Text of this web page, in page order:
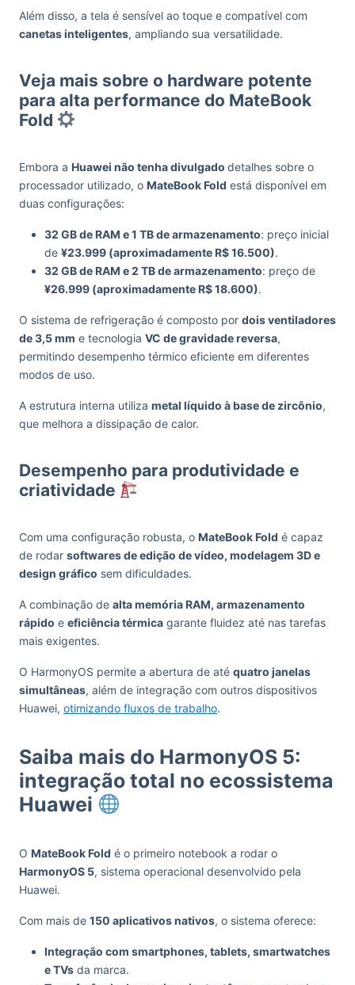
Além disso, a tela é sensível ao toque e compatível com
canetas inteligentes, ampliando sua versatilidade.
Veja mais sobre o hardware potente
para alta performance do MateBook
Fold
Embora a Huawei não tenha divulgado detalhes sobre o
processador utilizado, o MateBook Fold está disponível em
duas configurações:
32 GB de RAM e 1 TB de armazenamento: preço inicial
de ¥23.999 (aproximadamente R$ 16.500).
32 GB de RAM e 2 TB de armazenamento: preço de
¥26.999 (aproximadamente R$ 18.600).
O sistema de refrigeração é composto por dois ventiladores
de 3,5 mm e tecnologia VC de gravidade reversa,
permitindo desempenho térmico eficiente em diferentes
modos de uso.
A estrutura interna utiliza metal líquido à base de zircônio,
que melhora a dissipação de calor.
Desempenho para produtividade e
criatividade
Com uma configuração robusta, o MateBook Fold é capaz
de rodar softwares de edição de vídeo, modelagem 3D e
design gráfico sem dificuldades.
A combinação de alta memória RAM, armazenamento
rápido e eficiência térmica garante fluidez até nas tarefas
mais exigentes.
O HarmonyOS permite a abertura de até quatro janelas
simultâneas, além de integração com outros dispositivos
Huawei, otimizando fluxos de trabalho.
Saiba mais do HarmonyOS 5:
integração total no ecossistema
Huawei
O MateBook Fold é o primeiro notebook a rodar o
HarmonyOS 5, sistema operacional desenvolvido pela
Huawei.
Com mais de 150 aplicativos nativos, o sistema oferece:
Integração com smartphones, tablets, smartwatches
e TVs da marca.